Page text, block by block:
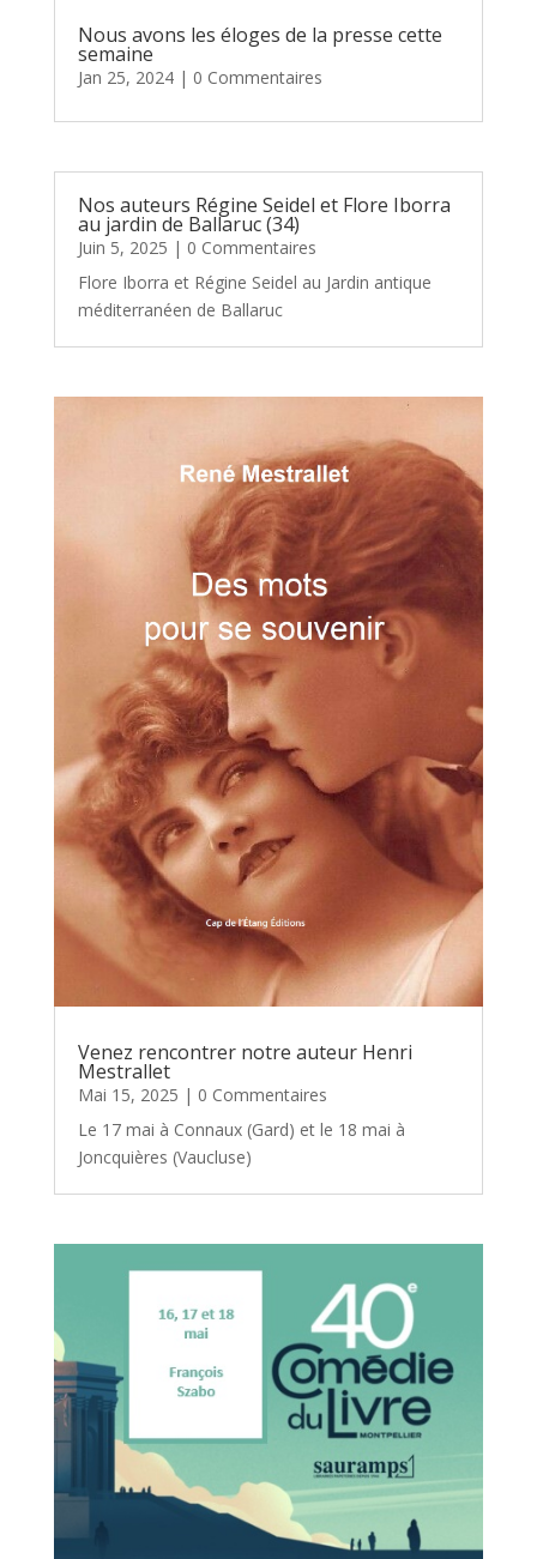
Nous avons les éloges de la presse cette
semaine
Jan 25, 2024| 0 Commentaires
Nos auteurs Régine Seidel et Flore Iborra
au jardin de Ballaruc (34)
Juin 5, 2025 | 0 Commentaires
Flore Iborra et Régine Seidel au Jardin antique
méditerranéen de Ballaruc
Venez rencontrer notre auteur Henri
Mestrallet
Mai 15, 2025 | 0 Commentaires
Le 17 mai à Connaux (Gard) et le 18 mai à
Joncquières (Vaucluse)